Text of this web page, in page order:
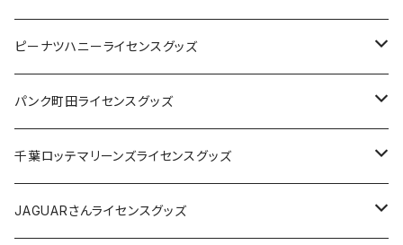
キャップ
ステッカー
缶バッジ
ホテルキーホルダー
ステッカー
缶バッジ
アクリルキーホルダー
ホテルキーホルダー
ピーナツハニーライセンスグッズ
Tシャツ
キャップ
バッグ
パンク町田ライセンスグッズ
Tシャツ
キャップ
千葉ロッテマリーンズライセンスグッズ
ステッカー
JAGUARさんライセンスグッズ